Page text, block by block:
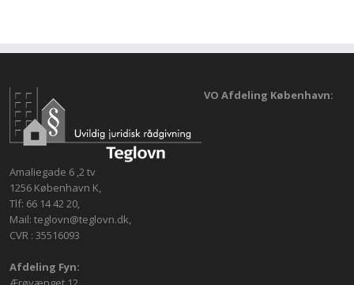
VO Afdeling København:
Amaliegade 6 ,2 tv
1256 København K,
Tlf: 66 14 42 20,
Mail: teglovn@teglovn.dk,
CVR : 35516093
Afdeling Fyn: